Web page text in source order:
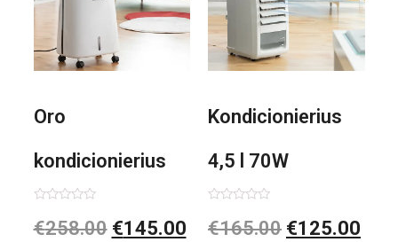
Oro
kondicionierius
Evareer
0
iš
€258.00 €145.00
Kondicionierius
4,5 l 70W
nešiojamas,
0
iš
€165.00 €125.00